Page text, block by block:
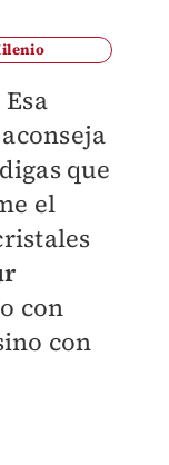
que
el
con
con